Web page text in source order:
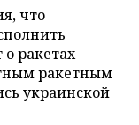
что
ракетах-
ракетным
украинской